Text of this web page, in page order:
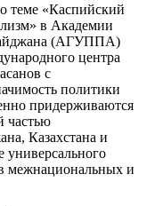
теме «Каспийский
в Академии
(АГУППА)
центра
с
политики
придерживаются
частью
Казахстана и
универсального
межнациональных и